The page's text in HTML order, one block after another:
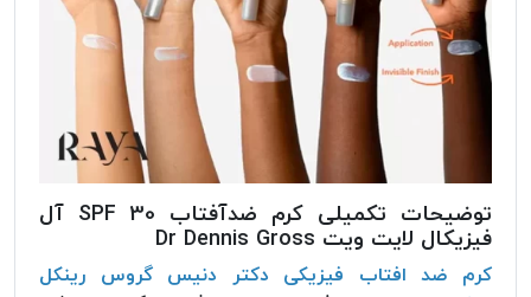
توضیحات تکمیلی کرم ضدآفتاب SPF 30 آل
فیزیکال لایت ویت Dr Dennis Gross
کرم ضد افتاب فیزیکی دکتر دنیس گروس رینکل